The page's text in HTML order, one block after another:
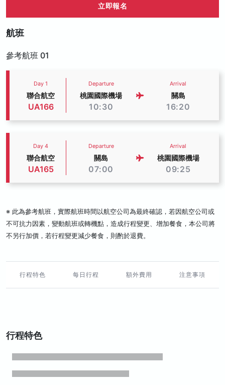
立即報名
航班
參考航班 01
Day 1
聯合航空
UA166
Departure
桃園國際機場
10:30
Arrival
關島
16:20
Day 4
聯合航空
UA165
Departure
關島
07:00
Arrival
桃園國際機場
09:25
※ 此為參考航班，實際航班時間以航空公司為最終確認，若因航空公司或
不可抗力因素，變動航班或轉機點，造成行程變更、增加餐食，本公司將
不另行加價，若行程變更減少餐食，則酌於退費。
行程特色 每日行程 額外費用 注意事項
行程特色